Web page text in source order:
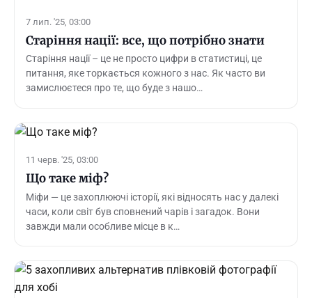
7 лип. '25, 03:00
Старіння нації: все, що потрібно знати
Старіння нації – це не просто цифри в статистиці, це
питання, яке торкається кожного з нас. Як часто ви
замислюєтеся про те, що буде з нашо…
11 черв. '25, 03:00
Що таке міф?
Міфи — це захоплюючі історії, які відносять нас у далекі
часи, коли світ був сповнений чарів і загадок. Вони
завжди мали особливе місце в к…